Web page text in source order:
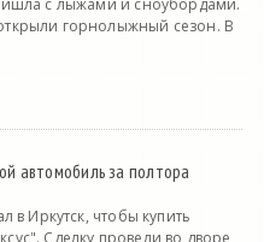
с лыжами и сноубордами.
горнолыжный сезон. В
автомобиль за полтора
в Иркутск, чтобы купить